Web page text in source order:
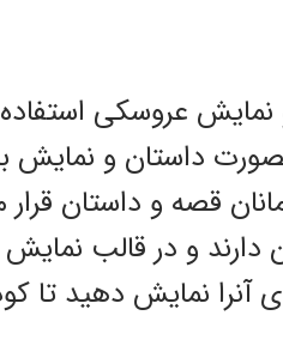
عروسکی
داستان و نمایش با
قصه و داستان
دارند و در قالب
آنرا نمایش دهید